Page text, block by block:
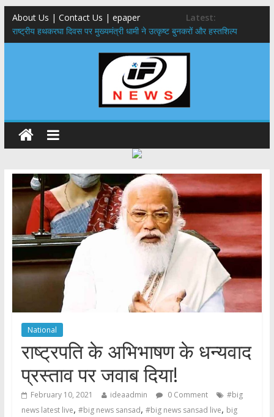
About Us | Contact Us | epaper
Latest:
राष्ट्रीय हथकरघा दिवस पर मुख्यमंत्री धामी ने उत्कृष्ट बुनकरों और हस्तशिल्प
कारीगरों को किया सम्मानित
मुख्यमंत्री ने उत्तराखण्ड क्षत्रिय कल्याण समिति की वेबसाइट एवं क्षत्रिय जागरण
मुख्यमंत्री ने हर घर तिरंगा यात्रा कार्यक्रम में किया प्रतिभाग,मुख्यमंत्री ने
प्रदेशवासियों से स्वतंत्रता दिवस पर अपने घरों में तिरंगा फहराने का किया आवाह्न
नंदा की चौकी पुल हादसा: PWD के EE, AE और JE निलंबित, सीएम धामी के निर्देश
पर सख्त कार्रवाई
मुख्यमंत्री ने 9 लाख 87 हजार17 पेंशन लाभार्थियों को कुल 146 करोड़ 32 लाख
की पेंशन राशि का किया भुगतान
National
राष्ट्रपति के अभिभाषण के धन्यवाद
प्रस्ताव पर जवाब दिया!
February 10, 2021 ideaadmin 0 Comment
#big
news latest live, #big news sansad, #big news sansad live, big